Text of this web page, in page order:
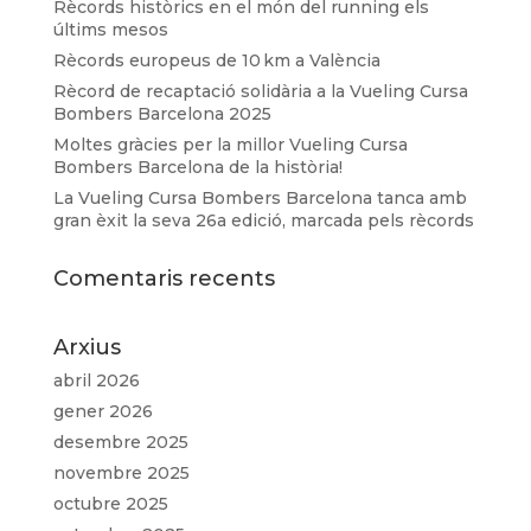
Rècords històrics en el món del running els
últims mesos
Rècords europeus de 10 km a València
Rècord de recaptació solidària a la Vueling Cursa
Bombers Barcelona 2025
Moltes gràcies per la millor Vueling Cursa
Bombers Barcelona de la història!
La Vueling Cursa Bombers Barcelona tanca amb
gran èxit la seva 26a edició, marcada pels rècords
Comentaris recents
Arxius
abril 2026
gener 2026
desembre 2025
novembre 2025
octubre 2025